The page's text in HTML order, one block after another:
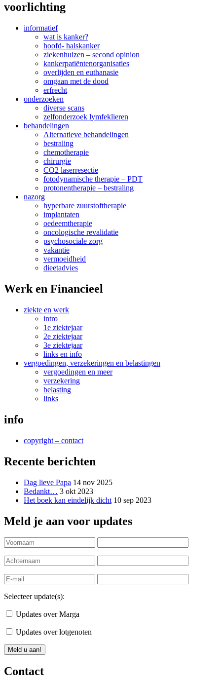
voorlichting
informatief
wat is kanker?
hoofd- halskanker
ziekenhuizen – second opinion
kankerpatiëntenorganisaties
overlijden en euthanasie
omgaan met de dood
erfrecht
onderzoeken
diverse scans
zelfonderzoek lymfeklieren
behandelingen
Alternatieve behandelingen
bestraling
chemotherapie
chirurgie
CO2 laserresectie
fotodynamische therapie – PDT
protonentherapie – bestraling
nazorg
hyperbare zuurstoftherapie
implantaten
oedeemtherapie
oncologische revalidatie
psychosociale zorg
vakantie
vermoeidheid
dieetadvies
Werk en Financieel
ziekte en werk
intro
1e ziektejaar
2e ziektejaar
3e ziektejaar
links en info
vergoedingen, verzekeringen en belastingen
vergoedingen en meer
verzekering
belasting
links
info
copyright – contact
Recente berichten
Dag lieve Papa 14 nov 2025
Bedankt… 3 okt 2023
Het boek kan eindelijk dicht 10 sep 2023
Meld je aan voor updates
Selecteer update(s):
Updates over Marga
Updates over lotgenoten
Contact